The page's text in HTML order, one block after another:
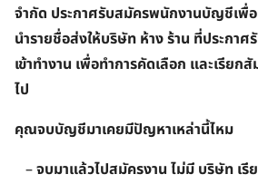
จำกัด ประกาศรับสมัครพนักงานบัญชีเพื่
นำรายชื่อส่งให้บริษัท ห้าง ร้าน ที่ประก
เข้าทำงาน เพื่อทำการคัดเลือก และเรียก
ไป
คุณจบบัญชีมาเคยมีปัญหาเหล่านี้ไหม
–จบมาแล้วไปสมัครงาน ไม่มี บริษัท เ